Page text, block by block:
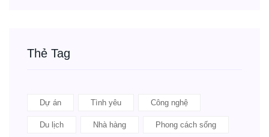
Thẻ Tag
Dự án Tình yêu Công nghệ
Du lịch Nhà hàng Phong cách sống